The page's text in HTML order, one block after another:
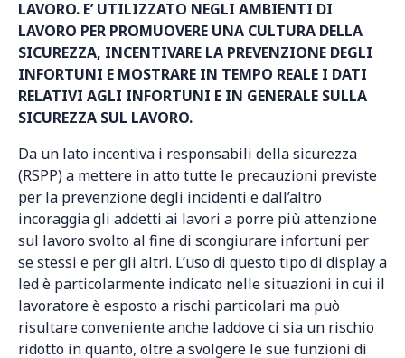
LAVORO. E’ UTILIZZATO NEGLI AMBIENTI DI
LAVORO PER PROMUOVERE UNA CULTURA DELLA
SICUREZZA, INCENTIVARE LA PREVENZIONE DEGLI
INFORTUNI E MOSTRARE IN TEMPO REALE I DATI
RELATIVI AGLI INFORTUNI E IN GENERALE SULLA
SICUREZZA SUL LAVORO.
Da un lato incentiva i responsabili della sicurezza
(RSPP) a mettere in atto tutte le precauzioni previste
per la prevenzione degli incidenti e dall’altro
incoraggia gli addetti ai lavori a porre più attenzione
sul lavoro svolto al fine di scongiurare infortuni per
se stessi e per gli altri. L’uso di questo tipo di display a
led è particolarmente indicato nelle situazioni in cui il
lavoratore è esposto a rischi particolari ma può
risultare conveniente anche laddove ci sia un rischio
ridotto in quanto, oltre a svolgere le sue funzioni di